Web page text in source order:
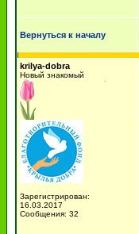
Вернуться к началу
krilya-dobra
Новый знакомый
Зарегистрирован:
16.03.2017
Сообщения: 32